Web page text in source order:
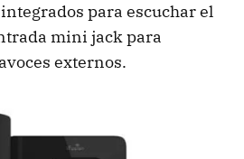
para escuchar el
mini jack para
externos.